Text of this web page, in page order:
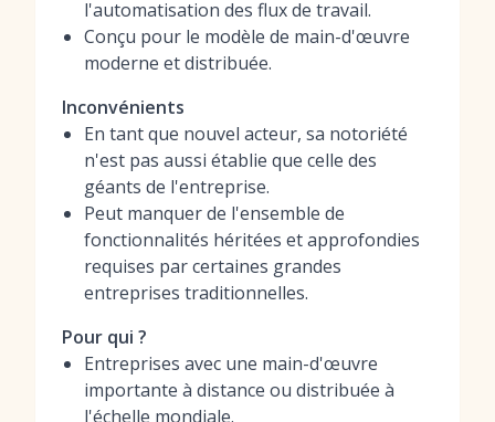
l'automatisation des flux de travail.
Conçu pour le modèle de main-d'œuvre
moderne et distribuée.
Inconvénients
En tant que nouvel acteur, sa notoriété
n'est pas aussi établie que celle des
géants de l'entreprise.
Peut manquer de l'ensemble de
fonctionnalités héritées et approfondies
requises par certaines grandes
entreprises traditionnelles.
Pour qui ?
Entreprises avec une main-d'œuvre
importante à distance ou distribuée à
l'échelle mondiale.